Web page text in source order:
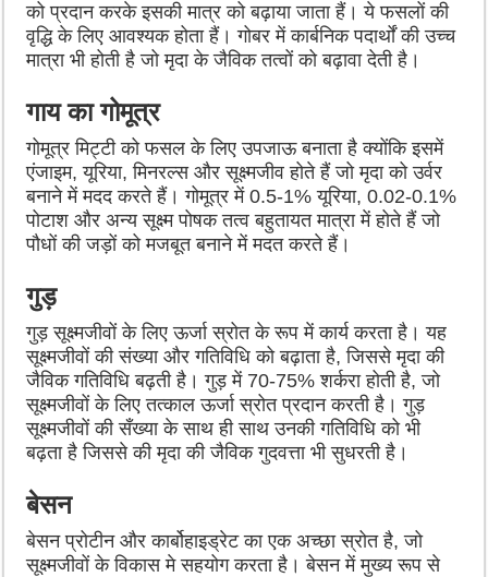
को प्रदान करके इसकी मात्र को बढ़ाया जाता हैं। ये फसलों की
वृद्धि के लिए आवश्यक होता हैं। गोबर में कार्बनिक पदार्थों की उच्च
मात्रा भी होती है जो मृदा के जैविक तत्वों को बढ़ावा देती है।
गाय का गोमूत्र
गोमूत्र मिट्टी को फसल के लिए उपजाऊ बनाता है क्योंकि इसमें
एंजाइम, यूरिया, मिनरल्स और सूक्ष्मजीव होते हैं जो मृदा को उर्वर
बनाने में मदद करते हैं। गोमूत्र में 0.5-1% यूरिया, 0.02-0.1%
पोटाश और अन्य सूक्ष्म पोषक तत्व बहुतायत मात्रा में होते हैं जो
पौधों की जड़ों को मजबूत बनाने में मदत करते हैं।
गुड़
गुड़ सूक्ष्मजीवों के लिए ऊर्जा स्रोत के रूप में कार्य करता है। यह
सूक्ष्मजीवों की संख्या और गतिविधि को बढ़ाता है, जिससे मृदा की
जैविक गतिविधि बढ़ती है। गुड़ में 70-75% शर्करा होती है, जो
सूक्ष्मजीवों के लिए तत्काल ऊर्जा स्रोत प्रदान करती है। गुड़
सूक्ष्मजीवों की सँख्या के साथ ही साथ उनकी गतिविधि को भी
बढ़ता है जिससे की मृदा की जैविक गुदवत्ता भी सुधरती है।
बेसन
बेसन प्रोटीन और कार्बोहाइड्रेट का एक अच्छा स्रोत है, जो
सूक्ष्मजीवों के विकास मे सहयोग करता है। बेसन में मुख्य रूप से